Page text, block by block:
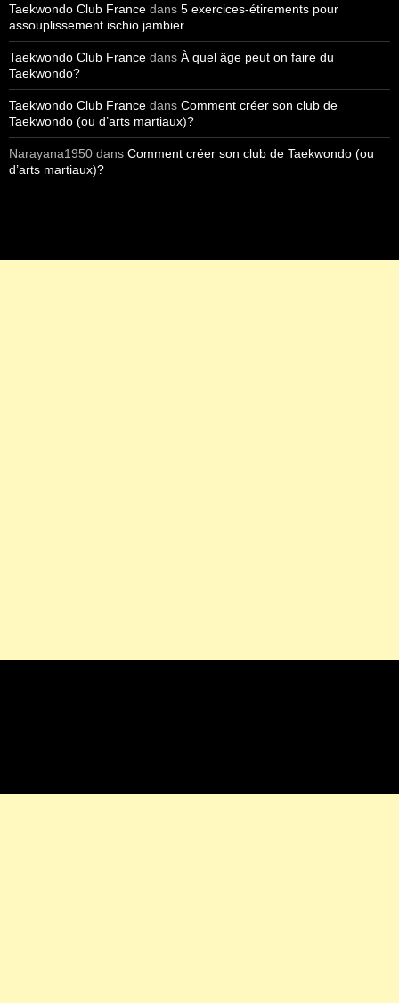
Taekwondo Club France dans 5 exercices-étirements pour
assouplissement ischio jambier
Taekwondo Club France dans À quel âge peut on faire du
Taekwondo?
Taekwondo Club France dans Comment créer son club de
Taekwondo (ou d’arts martiaux)?
Narayana1950 dans Comment créer son club de Taekwondo (ou
d’arts martiaux)?